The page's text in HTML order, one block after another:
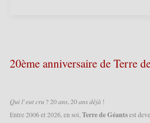
Ateliers
d’Artistes
des
Géants
20ème anniversaire de Terre
𝑄𝑢𝑖 𝑙’𝑒𝑢𝑡 𝑐𝑟𝑢 ? 20 𝑎𝑛𝑠, 20 𝑎𝑛𝑠 𝑑𝑒́𝑗𝑎̀ !
Entre 2006 et 2026, en soi,Terre de Géantsest